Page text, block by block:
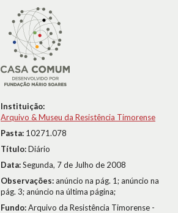
Instituição:
Arquivo & Museu da Resistência Timorense
Pasta: 10271.078
Título:Diário
Data:Segunda, 7 de Julho de 2008
Observações:anúncio na pág. 1; anúncio na
pág. 3; anúncio na última página;
Fundo:Arquivo da Resistência Timorense -